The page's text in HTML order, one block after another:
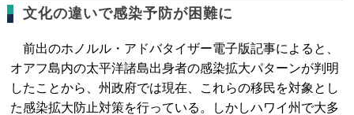
文化の違いで感染予防が困難に
前出のホノルル・アドバタイザー電子版記事によると、
オアフ島内の太平洋諸島出身者の感染拡大パターンが判明
したことから、州政府では現在、これらの移民を対象とし
た感染拡大防止対策を行っている。しかしハワイ州で大多